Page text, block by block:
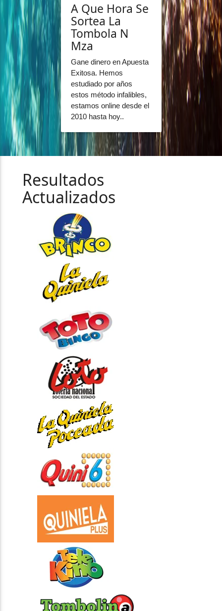
A Que Hora Se
Sortea La
Tombola N
Mza
Gane dinero en Apuesta
Exitosa. Hemos
estudiado por años
estos método infalibles,
estamos online desde el
2010 hasta hoy..
Resultados
Actualizados